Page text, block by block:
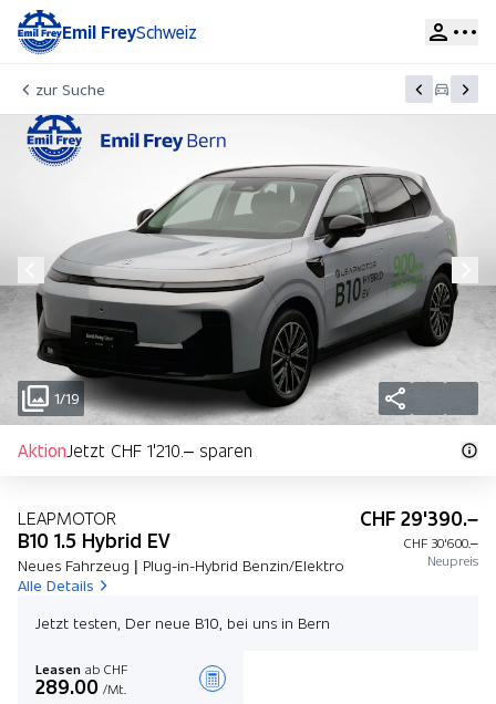
Emil FreySchweiz
zur Suche
1/19
AktionJetzt CHF 1'210.– sparen
LEAPMOTOR
B10 1.5 Hybrid EV
Neues Fahrzeug | Plug-in-Hybrid Benzin/Elektro
Alle Details
CHF 29'390.–
CHF 30'600.–
Neupreis
Jetzt testen, Der neue B10, bei uns in Bern
Leasen ab CHF
289.00 /Mt.